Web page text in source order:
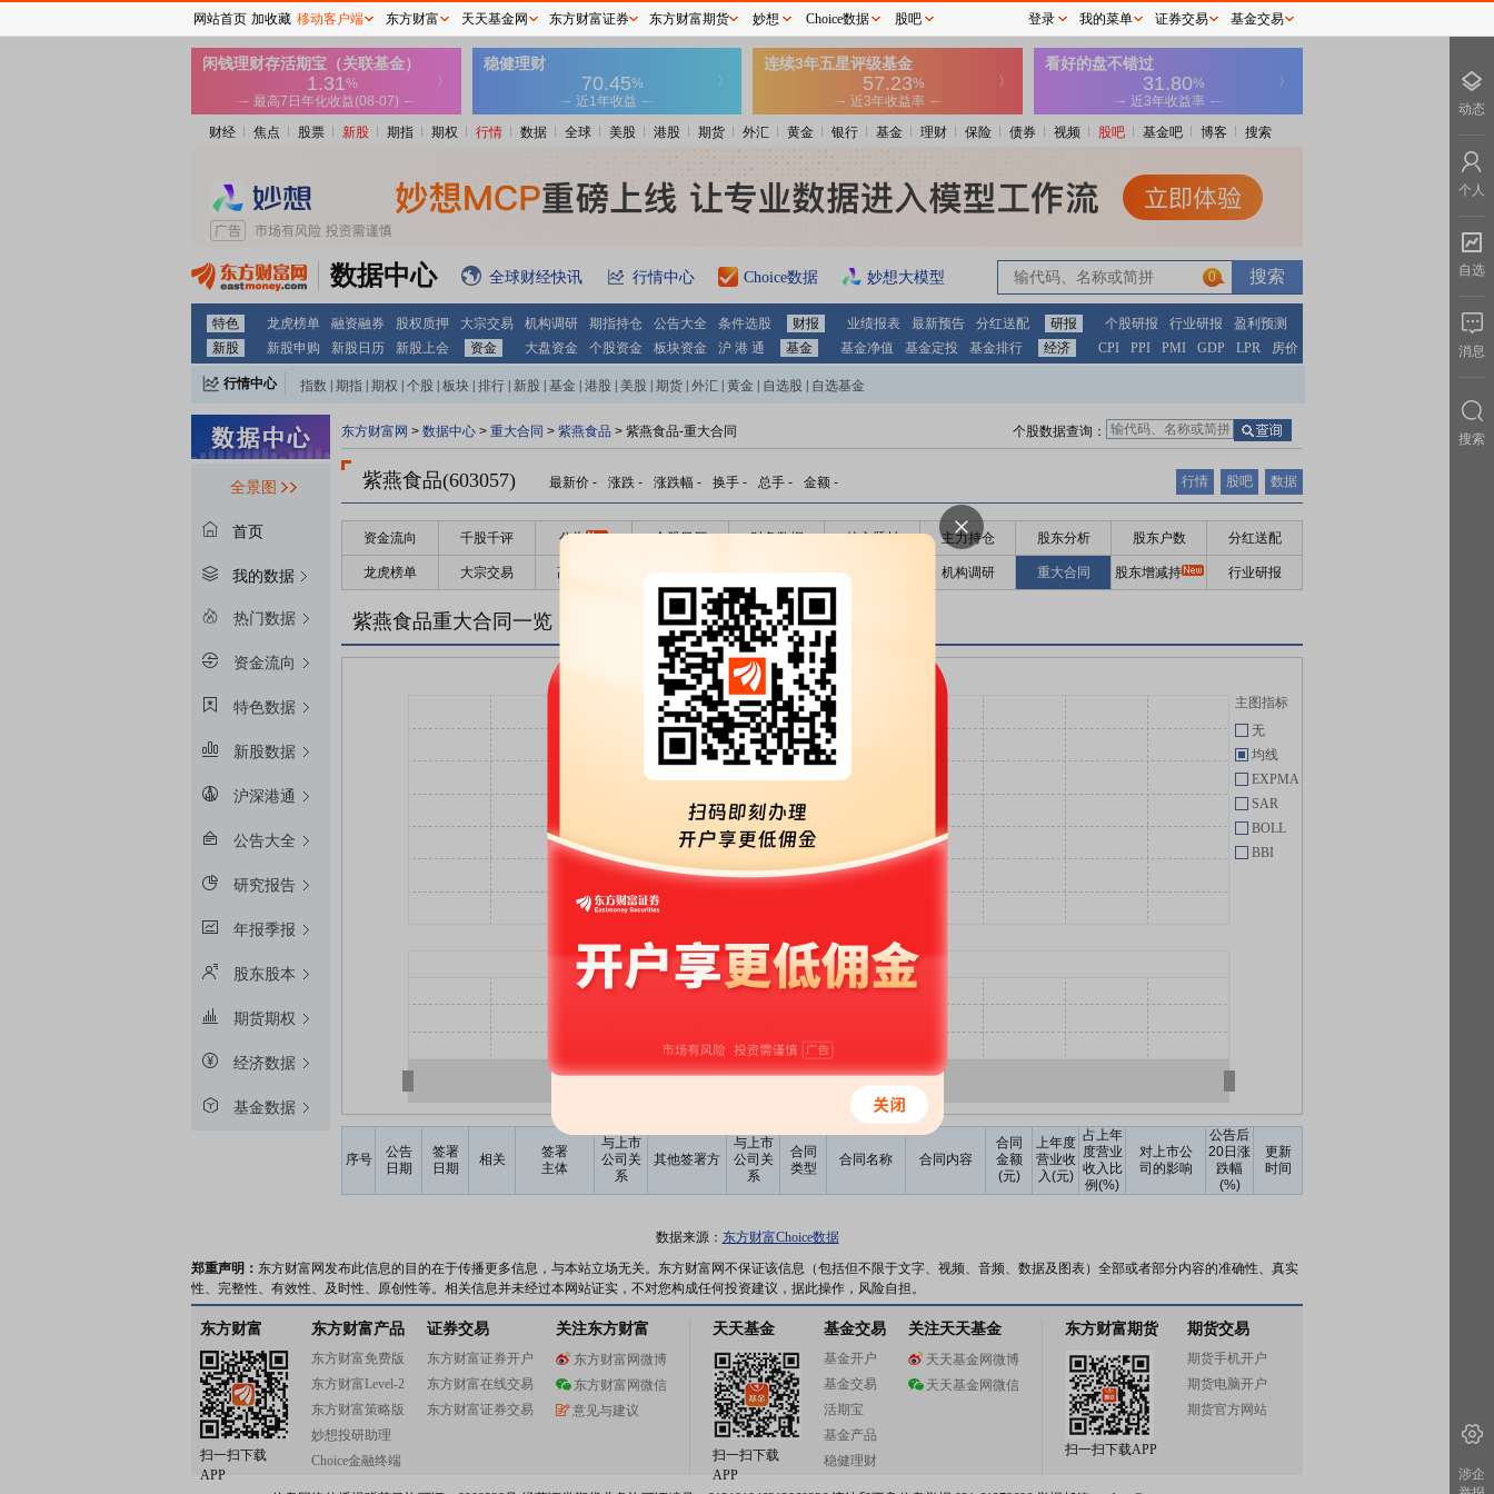
财经 焦点 股票 新股 期指 期权 行情 数据 全球 美股 港股 期货 外汇 黄金 银行 基金 理财 保险 债券 视频 股吧 基金吧 博客 搜索
数据中心 全球财经快讯 行情中心 Choice数据 妙想大模型 0
特色 龙虎榜单 融资融券 股权质押 大宗交易 机构调研 期指持仓 公告大全 条件选股 财报 业绩报表 最新预告 分红送配 研报 个股研报 行业研报
盈利预测
新股
新股申购 新股日历 新股上会 资金 大盘资金 个股资金 板块资金 沪 港 通 基金 基金净值 基金定投 基金排行 经济 CPI PPI PMI GDP LPR 房价
行情中心 指数 期指 期权 个股 板块 排行 新股 基金 港股 美股 期货 外汇 黄金 自选股 自选基金
全景图
首页
我的数据
热门数据
资金流向
特色数据
新股数据
沪深港通
公告大全
研究报告
年报季报
股东股本
期货期权
经济数据
基金数据
东方财富网 > 数据中心 > 重大合同 > 紫燕食品 > 紫燕食品-重大合同 个股数据查询：
紫燕食品(603057) 最新价 - 涨跌 - 涨跌幅 - 换手 - 总手 - 金额 - 行情 股吧 数据
资金流向 千股千评 公告 个股日历 财务数据 核心题材 主力持仓 股东分析 股东户数 分红送配
龙虎榜单 大宗交易 高管持股 股东大会 个股研报 股本结构 机构调研 重大合同 股东增减持 行业研报
紫燕食品重大合同一览
主图指标
无
均线
EXPMA
SAR
BOLL
BBI
序号
公告
日期
签署
日期
相关
签署
主体
与上市
公司关
系
其他签署方
与上市
公司关
系
合同
类型
合同名称 合同内容
合同
金额
(元)
上年度
营业收
入(元)
占上年
度营业
收入比
例(%)
对上市公
司的影响
公告后
20日涨
跌幅
(%)
更新
时间
数据来源： 东方财富Choice数据
郑重声明： 东方财富网发布此信息的目的在于传播更多信息，与本站立场无关。东方财富网不保证该信息（包括但不限于文字、视频、音频、数据及图表）全部或者部分内容的准确性、真实
性、完整性、有效性、及时性、原创性等。相关信息并未经过本网站证实，不对您构成任何投资建议，据此操作，风险自担。
东方财富
扫一扫下载
APP
东方财富产品
东方财富免费版
东方财富Level-2
东方财富策略版
妙想投研助理
Choice金融终端
证券交易
东方财富证券开户
东方财富在线交易
东方财富证券交易
关注东方财富
东方财富网微博
东方财富网微信
意见与建议
天天基金
扫一扫下载
APP
基金交易
基金开户
基金交易
活期宝
基金产品
稳健理财
关注天天基金
天天基金网微博
天天基金网微信
东方财富期货
扫一扫下载APP
期货交易
期货手机开户
期货电脑开户
期货官方网站
网站首页 加收藏 移动客户端 东方财富 天天基金网 东方财富证券 东方财富期货 妙想 Choice数据 股吧 登录 我的菜单 证券交易 基金交易
动态
个人
自选
消息
搜索
涉企